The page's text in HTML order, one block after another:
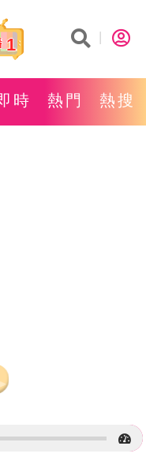
1
時 熱門 熱搜